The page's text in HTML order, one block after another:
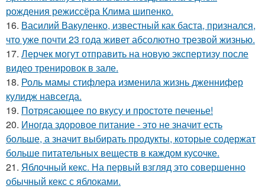
рождения режиссёра Клима шипенко.
16. Василий Вакуленко, известный как баста, признался,
что уже почти 23 года живет абсолютно трезвой жизнью.
17. Лерчек могут отправить на новую экспертизу после
видео тренировок в зале.
18. Роль мамы стифлера изменила жизнь дженнифер
кулидж навсегда.
19. Потрясающее по вкусу и простоте печенье!
20. Иногда здоровое питание - это не значит есть
больше, а значит выбирать продукты, которые содержат
больше питательных веществ в каждом кусочке.
21. Яблочный кекс. На первый взгляд это совершенно
обычный кекс с яблоками.